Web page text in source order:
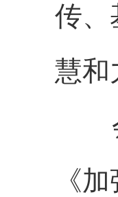
传、
慧和
《